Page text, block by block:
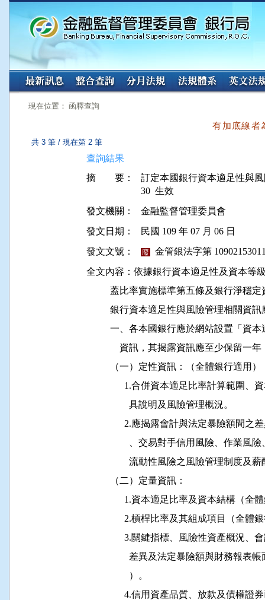
:::
現在位置： 函釋查詢
有加底線者
共 3 筆 / 現在第 2 筆
查詢結果
摘 要：
訂定本國銀行資本適足性與
發文機關：
金融監督管理委員會
發文日期：
民國 109 年 07 月 06 日
發文文號：
廢
金管銀法字第
全文內容：依據銀行資本適足性及資本等
蓋比率實施標準第五條及銀行淨
銀行資本適足性與風險管理相關資
一、各本國銀行應於網站設置「
資訊，其揭露資訊應至少保留
          （一）定性資訊：（全體銀行適用）
1.合併資本適足比率計算範
                  具說明及風險管理概況。
2.應揭露會計與法定暴險額
、交易對手信用風險、作
流動性風險之風險管理制度
          （二）定量資訊：
1.資本適足比率及資本結構（
2.槓桿比率及其組成項目（全
3.關鍵指標、風險性資產概
差異及法定暴險額與財務
                  ）。
4.信用資產品質、放款及債